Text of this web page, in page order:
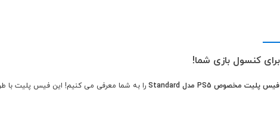
فیس پلیت مخصوص PS5 مدل Standard